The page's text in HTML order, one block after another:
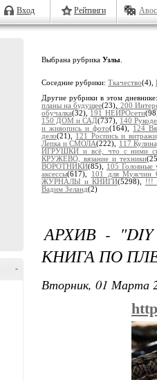
Вход Рейтинги
-
Выбрана рубрика Узлы
Соседние рубрики: Ткачество(4),
Другие рубрики в этом
планы на будущее(23), 200
обучалка(32), 191 НЕЙРОсети
150 ДОМ и САД(737), 140
и живопись и фото(164), 124
дело(21), 121 Роспись и
Лепка и СМОЛА(222),
117
ИГРУШКИ и всё, что с ними
КРУЖЕВО, вязание и техники
ВОРОТНИКИ(85),
105 Головные
аксессы(617),
101 для Мужчин
ЖУРНАЛЫ и КНИГИ(5298),
!!!
Вадим Зеланд(2)
АРХИВ - "DIY
КНИГА ПО
Вторник, 01 Марта